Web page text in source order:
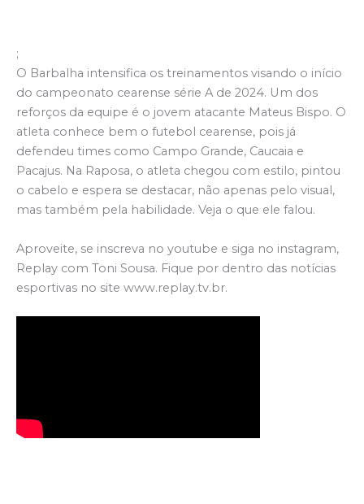
;
O Barbalha intensifica os treinamentos visando o início
do campeonato cearense série A de 2024. Um dos
reforços da equipe é o jovem atacante Mateus Bispo. O
atleta conhece bem o futebol cearense, pois já
defendeu times como Campo Grande, Caucaia e
Pacajus. Na Raposa, o atleta chegou com estilo, pintou
o cabelo e espera se destacar, não apenas pelo visual,
mas também pela habilidade. Veja o que ele falou.
Aproveite, se inscreva no youtube e siga no instagram,
Replay com Toni Sousa. Fique por dentro das notícias
esportivas no site www.replay.tv.br.